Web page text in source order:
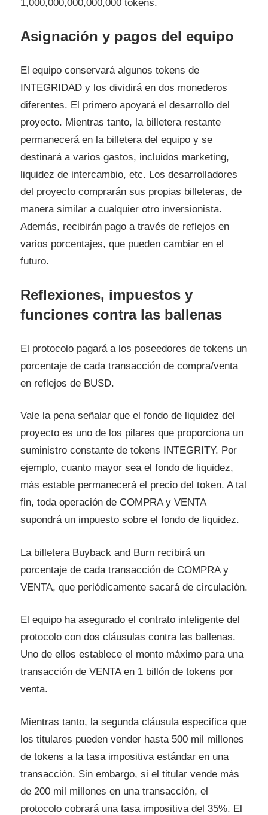
1,000,000,000,000,000 tokens.
Asignación y pagos del equipo
El equipo conservará algunos tokens de
INTEGRIDAD y los dividirá en dos monederos
diferentes. El primero apoyará el desarrollo del
proyecto. Mientras tanto, la billetera restante
permanecerá en la billetera del equipo y se
destinará a varios gastos, incluidos marketing,
liquidez de intercambio, etc. Los desarrolladores
del proyecto comprarán sus propias billeteras, de
manera similar a cualquier otro inversionista.
Además, recibirán pago a través de reflejos en
varios porcentajes, que pueden cambiar en el
futuro.
Reflexiones, impuestos y
funciones contra las ballenas
El protocolo pagará a los poseedores de tokens un
porcentaje de cada transacción de compra/venta
en reflejos de BUSD.
Vale la pena señalar que el fondo de liquidez del
proyecto es uno de los pilares que proporciona un
suministro constante de tokens INTEGRITY. Por
ejemplo, cuanto mayor sea el fondo de liquidez,
más estable permanecerá el precio del token. A tal
fin, toda operación de COMPRA y VENTA
supondrá un impuesto sobre el fondo de liquidez.
La billetera Buyback and Burn recibirá un
porcentaje de cada transacción de COMPRA y
VENTA, que periódicamente sacará de circulación.
El equipo ha asegurado el contrato inteligente del
protocolo con dos cláusulas contra las ballenas.
Uno de ellos establece el monto máximo para una
transacción de VENTA en 1 billón de tokens por
venta.
Mientras tanto, la segunda cláusula especifica que
los titulares pueden vender hasta 500 mil millones
de tokens a la tasa impositiva estándar en una
transacción. Sin embargo, si el titular vende más
de 200 mil millones en una transacción, el
protocolo cobrará una tasa impositiva del 35%. El